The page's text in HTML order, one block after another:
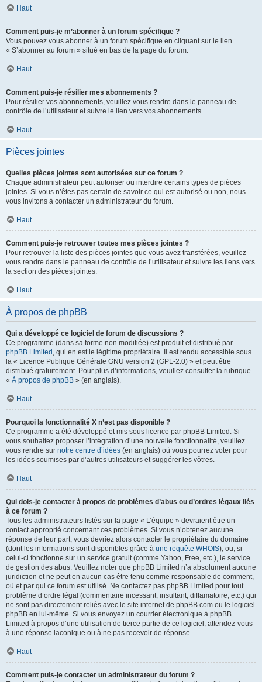
Haut
Comment puis-je m’abonner à un forum spécifique ?
Vous pouvez vous abonner à un forum spécifique en cliquant sur le lien
« S’abonner au forum » situé en bas de la page du forum.
Haut
Comment puis-je résilier mes abonnements ?
Pour résilier vos abonnements, veuillez vous rendre dans le panneau de
contrôle de l’utilisateur et suivre le lien vers vos abonnements.
Haut
Pièces jointes
Quelles pièces jointes sont autorisées sur ce forum ?
Chaque administrateur peut autoriser ou interdire certains types de pièces
jointes. Si vous n’êtes pas certain de savoir ce qui est autorisé ou non, nous
vous invitons à contacter un administrateur du forum.
Haut
Comment puis-je retrouver toutes mes pièces jointes ?
Pour retrouver la liste des pièces jointes que vous avez transférées, veuillez
vous rendre dans le panneau de contrôle de l’utilisateur et suivre les liens vers
la section des pièces jointes.
Haut
À propos de phpBB
Qui a développé ce logiciel de forum de discussions ?
Ce programme (dans sa forme non modifiée) est produit et distribué par
phpBB Limited , qui en est le légitime propriétaire. Il est rendu accessible sous
la « Licence Publique Générale GNU version 2 (GPL-2.0) » et peut être
distribué gratuitement. Pour plus d’informations, veuillez consulter la rubrique
« À propos de phpBB » (en anglais).
Haut
Pourquoi la fonctionnalité X n’est pas disponible ?
Ce programme a été développé et mis sous licence par phpBB Limited. Si
vous souhaitez proposer l’intégration d’une nouvelle fonctionnalité, veuillez
vous rendre sur notre centre d’idées (en anglais) où vous pourrez voter pour
les idées soumises par d’autres utilisateurs et suggérer les vôtres.
Haut
Qui dois-je contacter à propos de problèmes d’abus ou d’ordres légaux liés
à ce forum ?
Tous les administrateurs listés sur la page « L’équipe » devraient être un
contact approprié concernant ces problèmes. Si vous n’obtenez aucune
réponse de leur part, vous devriez alors contacter le propriétaire du domaine
(dont les informations sont disponibles grâce à une requête WHOIS), ou, si
celui-ci fonctionne sur un service gratuit (comme Yahoo, Free, etc.), le service
de gestion des abus. Veuillez noter que phpBB Limited n’a absolument aucune
juridiction et ne peut en aucun cas être tenu comme responsable de comment,
où et par qui ce forum est utilisé. Ne contactez pas phpBB Limited pour tout
problème d’ordre légal (commentaire incessant, insultant, diffamatoire, etc.) qui
ne sont pas directement reliés avec le site internet de phpBB.com ou le logiciel
phpBB en lui-même. Si vous envoyez un courrier électronique à phpBB
Limited à propos d’une utilisation de tierce partie de ce logiciel, attendez-vous
à une réponse laconique ou à ne pas recevoir de réponse.
Haut
Comment puis-je contacter un administrateur du forum ?